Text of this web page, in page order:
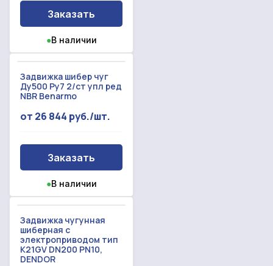
Заказать
●В наличии
Задвижка шибер чуг
Ду500 Ру7 2/ст упл ред
NBR Benarmo
от 26 844 руб./шт.
Заказать
●В наличии
Задвижка чугунная
шиберная с
электроприводом тип
K21GV DN200 PN10,
DENDOR
Прикрепить смету на расчет
Отправить запрос
обработку персональных данных
Заказать звонок
Даю согласие на